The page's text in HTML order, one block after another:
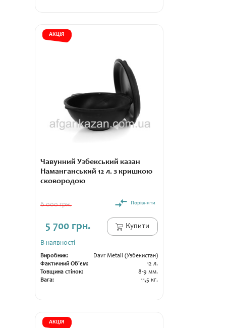
АКЦІЯ
Чавунний Узбекський казан
Наманганський 12 л. з кришкою
сковородою
6 000 грн. Порівняти
5 700 грн. Купити
В наявності
Виробник:
Davr Metall (Узбекистан)
Фактичний Об'єм:
12 л.
Товщина стінок:
8-9 мм.
Вага:
11,5 кг.
АКЦІЯ